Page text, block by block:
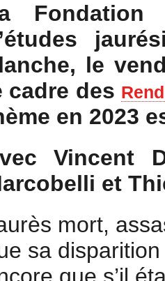
Fondation
le
cadre des
en 2023
Vincent
et
mort,
sa